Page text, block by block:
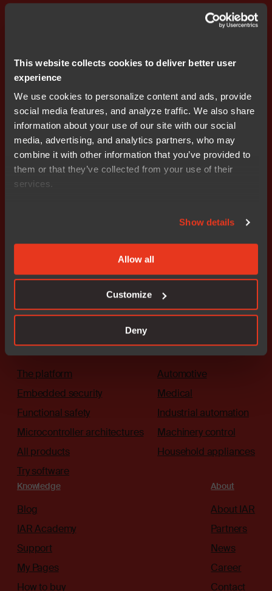
This website collects cookies to deliver better user
experience
We use cookies to personalize content and ads, provide
social media features, and analyze traffic. We also share
information about your use of our site with our social
media, advertising, and analytics partners, who may
combine it with other information that you’ve provided to
them or that they’ve collected from your use of their
services.
Show details
Allow all
Customize
Deny
Prenumerera på IR nyheter
here to guide you.
Connect with an expert
The platform
Embedded security
Functional safety
Microcontroller architectures
All products
Try software
Automotive
Medical
Industrial automation
Machinery control
Household appliances
Knowledge
Blog
IAR Academy
Support
My Pages
How to buy
About
About IAR
Partners
News
Career
Contact